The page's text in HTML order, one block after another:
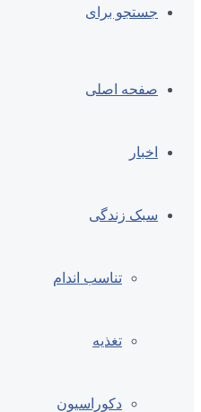
جستجو برای
صفحه اصلی
اخبار
سبک زندگی
تناسب اندام
تغذیه
دکوراسیون